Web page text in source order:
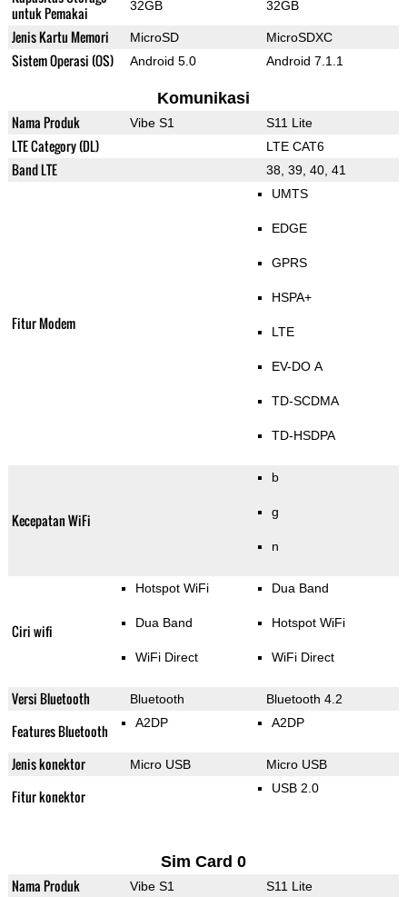
untuk Pemakai
32GB 32GB
Jenis Kartu Memori MicroSD MicroSDXC
Sistem Operasi (OS) Android 5.0 Android 7.1.1
Komunikasi
Nama Produk Vibe S1 S11 Lite
LTE Category (DL) LTE CAT6
Band LTE 38, 39, 40, 41
Fitur Modem
UMTS
EDGE
GPRS
HSPA+
LTE
EV-DO A
TD-SCDMA
TD-HSDPA
Kecepatan WiFi
b
g
n
Ciri wifi
Hotspot WiFi
Dua Band
WiFi Direct
Dua Band
Hotspot WiFi
WiFi Direct
Versi Bluetooth Bluetooth Bluetooth 4.2
Features Bluetooth A2DP A2DP
Jenis konektor Micro USB Micro USB
Fitur konektor USB 2.0
Sim Card 0
Nama Produk Vibe S1 S11 Lite